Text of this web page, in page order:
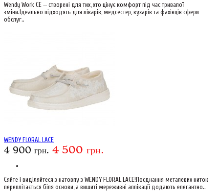
Wendy Work CE — створені для тих, хто цінує комфорт під час тривалої
зміни.Ідеально підходять для лікарів, медсестер, кухарів та фахівців сфери
обслуг..
WENDY FLORAL LACE
4 900 грн. 4 500 грн.
Сяйте і виділяйтеся з натовпу з WENDY FLORAL LACE!Поєднання металевих ниток
переплітається біля основи, а вишиті мереживні аплікації додають елегантно..